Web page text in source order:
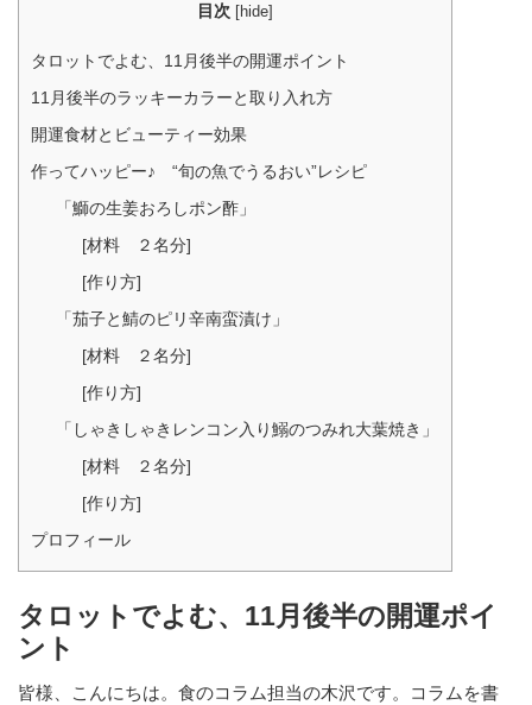
目次 [hide]
タロットでよむ、11月後半の開運ポイント
11月後半のラッキーカラーと取り入れ方
開運食材とビューティー効果
作ってハッピー♪ “旬の魚でうるおい”レシピ
「鰤の生姜おろしポン酢」
[材料 ２名分]
[作り方]
「茄子と鯖のピリ辛南蛮漬け」
[材料 ２名分]
[作り方]
「しゃきしゃきレンコン入り鰯のつみれ大葉焼き」
[材料 ２名分]
[作り方]
プロフィール
タロットでよむ、11月後半の開運ポイ
ント
皆様、こんにちは。食のコラム担当の木沢です。コラムを書